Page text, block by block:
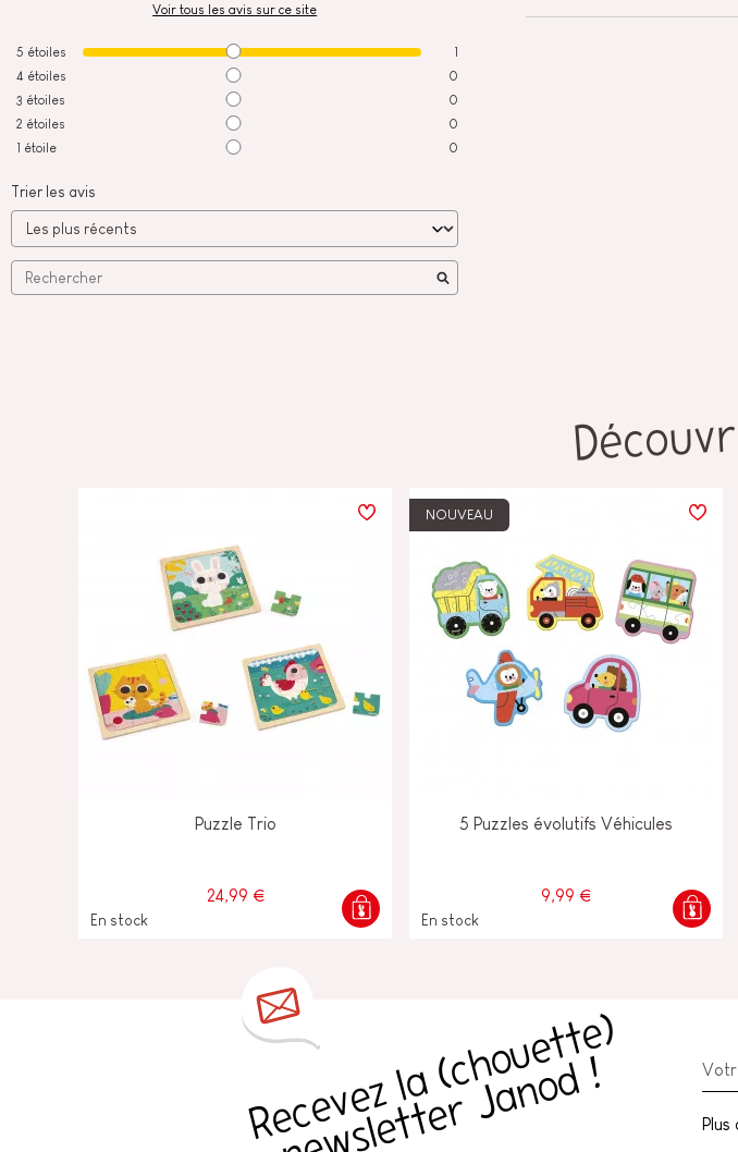
Voir tous les avis sur ce site
5 étoiles
1
4 étoiles
0
3 étoiles
0
2 étoiles
0
1 étoile 0
Trier les avis
Puzzle Trio
24,99 €
En stock
NOUVEAU
5 Puzzles évolutifs Véhicules
9,99 €
En stock
R
e
c
e
v
e
z
l
a
(
c
h
o
u
e
t
t
e
)
n
e
w
sl
e
t
t
e
r
J
a
n
o
d
!